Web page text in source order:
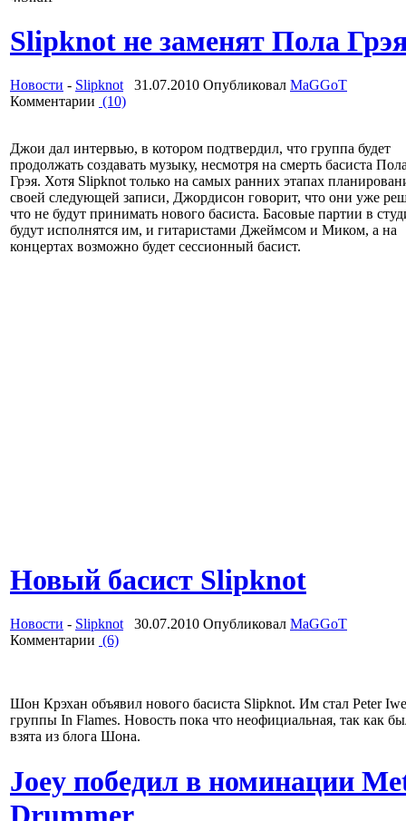
Slipknot не заменят Пола
Новости - Slipknot31.07.2010 Опубликовал MaGGoT
Комментарии (10)
Джои дал интервью, в котором подтвердил, что группа будет
продолжать создавать музыку, несмотря на смерть басиста
Грэя. Хотя Slipknot только на самых ранних этапах
своей следующей записи, Джордисон говорит, что они уже
что не будут принимать нового басиста. Басовые партии в
будут исполнятся им, и гитаристами Джеймсом и Миком, а на
концертах возможно будет сессионный басист.
Новый басист Slipknot
Новости - Slipknot 30.07.2010 Опубликовал MaGGoT
Комментарии (6)
Шон Крэхан объявил нового басиста Slipknot. Им стал Peter
группы In Flames. Новость пока что неофициальная, так как
взята из блога Шона.
Joey победил в номинации
Drummer